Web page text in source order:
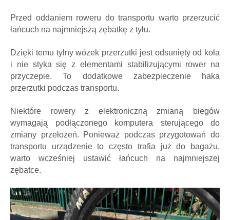
Przed oddaniem roweru do transportu warto przerzucić
łańcuch na najmniejszą zębatkę z tyłu.
Dzięki temu tylny wózek przerzutki jest odsunięty od koła
i nie styka się z elementami stabilizującymi rower na
przyczepie. To dodatkowe zabezpieczenie haka
przerzutki podczas transportu.
Niektóre rowery z elektroniczną zmianą biegów
wymagają podłączonego komputera sterującego do
zmiany przełożeń. Ponieważ podczas przygotowań do
transportu urządzenie to często trafia już do bagażu,
warto wcześniej ustawić łańcuch na najmniejszej
zębatce.